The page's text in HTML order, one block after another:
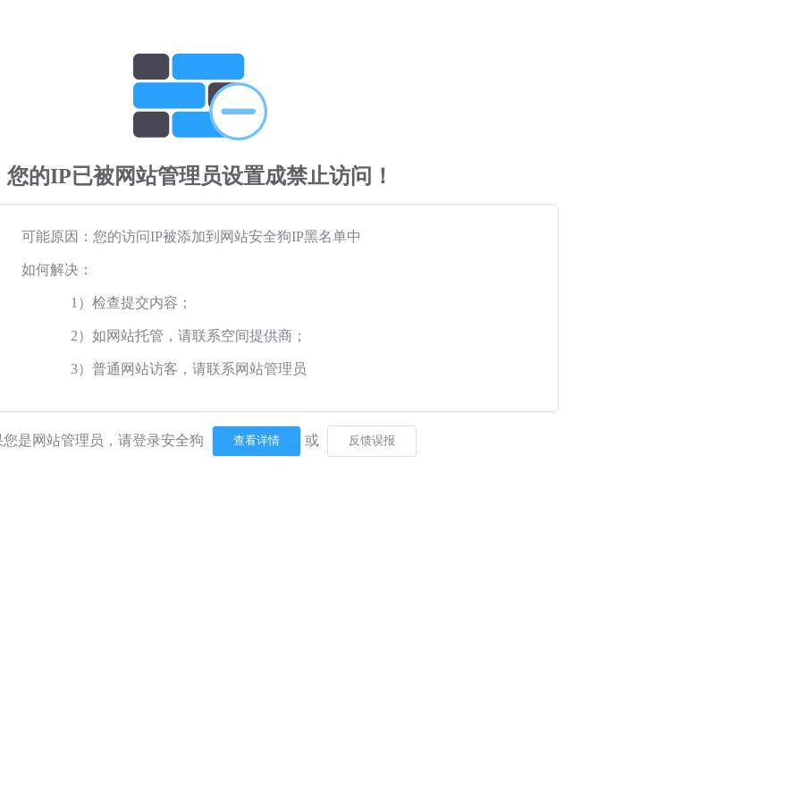
您的IP已被网站管理员设置成禁止访问！
可能原因：您的访问IP被添加到网站安全狗IP黑名单中
如何解决：
1）检查提交内容；
2）如网站托管，请联系空间提供商；
3）普通网站访客，请联系网站管理员
您是网站管理员，请登录安全狗 或